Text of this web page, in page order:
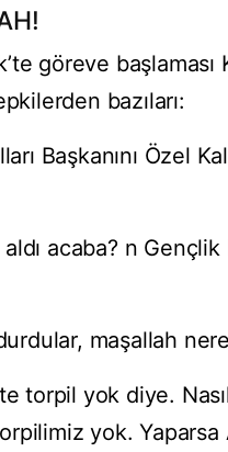
göreve
bazıları:
Başkanını Özel
acaba? n
maşallah
torpil yok diye.
yok. Yaparsa